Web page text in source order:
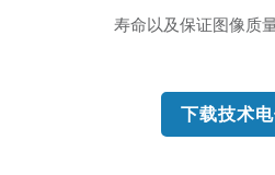
寿命以及保证图像质
下载技术